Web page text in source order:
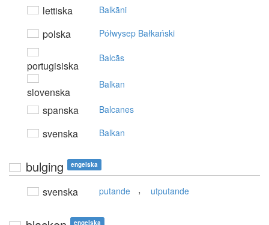
lettiska Balkāni
polska Półwysep Bałkański
portugisiska
Balcãs
slovenska
Balkan
spanska Balcanes
svenska Balkan
bulging engelska
svenska putande , utputande
engelska